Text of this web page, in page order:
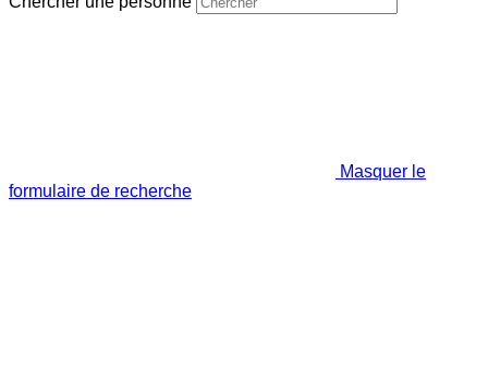
Masquer le
formulaire de recherche